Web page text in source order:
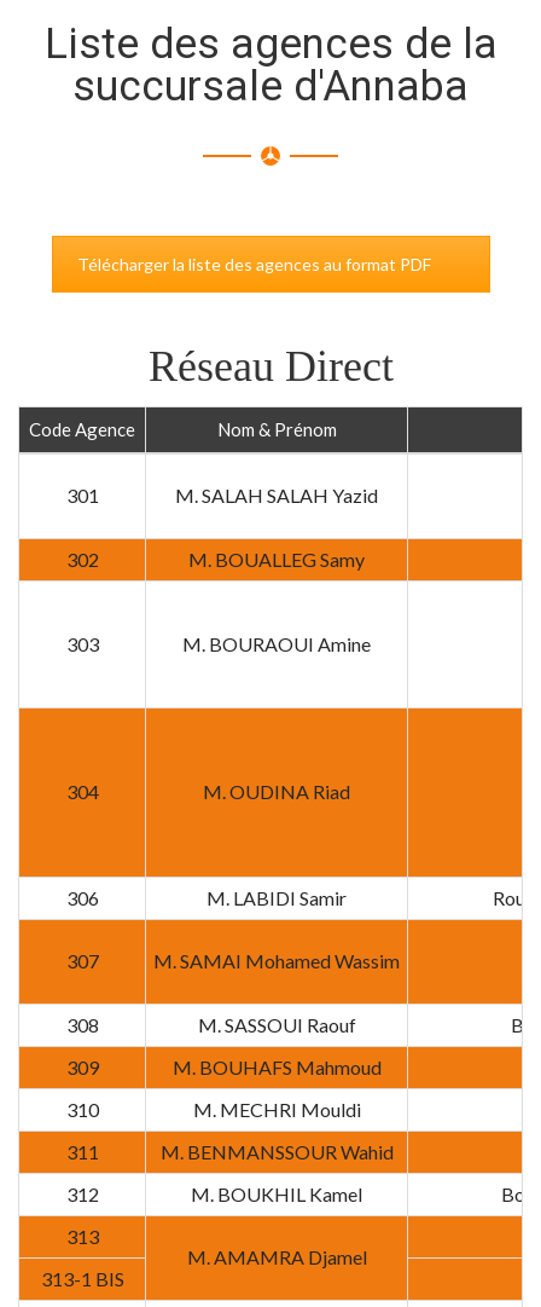
Liste des agences de la
succursale d'Annaba
Télécharger la liste des agences au format PDF
Réseau Direct
Code Agence Nom & Prénom
301 M. SALAH SALAH Yazid
302 M. BOUALLEG Samy
303 M. BOURAOUI Amine
304 M. OUDINA Riad
306 M. LABIDI Samir
307 M. SAMAI Mohamed Wassim
308 M. SASSOUI Raouf
309
M. BOUHAFS Mahmoud
310
M. MECHRI Mouldi
311
M. BENMANSSOUR Wahid
312
M. BOUKHIL Kamel
313
M. AMAMRA Djamel
313-1 BIS